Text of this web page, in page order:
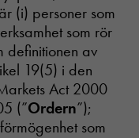
(i) personer som
som rör
definitionen av
19(5) i den
Act 2000
(”Ordern”);
som